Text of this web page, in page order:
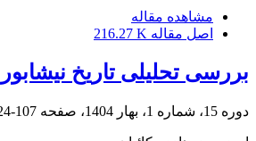
مشاهده مقاله
اصل مقاله 216.27 K
بررسی تحلیلی تاریخ
دوره 15، شماره 1، بهار 1404، صفحه 107-124